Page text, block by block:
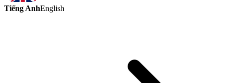
Tiếng AnhEnglish